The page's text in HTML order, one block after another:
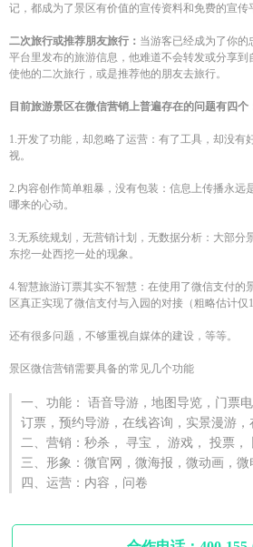
记，都成为了景区有价值的宣传资料和免费的宣传
二次旅行或推荐朋友旅行： 当游客已经成为了你的
平台里发布的旅游信息，他难道不会转发或分享
使他的二次旅行，或是推荐他的朋友去旅行。
目前旅游景区在微信营销上普遍存在的问题有四个
1.开发了功能，却忽略了运营：有了工具，却没有
视。
2.内容创作简单粗暴，没有包装：信息上传播永远
哪来的心动。
3.无系统规划，无营销计划，无数据分析：大部分
东挖一处西挖一处的现象。
4.智慧旅游订票其实不智慧：在使用了微信支付的
区真正实现了微信支付与入园的对接（粗略估计仅
还有很多问题，不够重视自媒体的建设，等等。
景区微信营销需要具备的常见几个功能
一、功能： 语音导游，地图导览，门票
订票，预约导游，在线咨询，实景漫游，
二、营销：秒杀， 寻宝， 游戏， 投票，
三、形象：微官网，微海报，微动画，
四、运营：内容，问卷